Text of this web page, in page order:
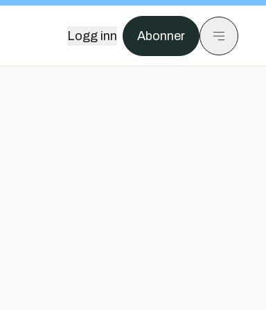
Logg inn Abonner